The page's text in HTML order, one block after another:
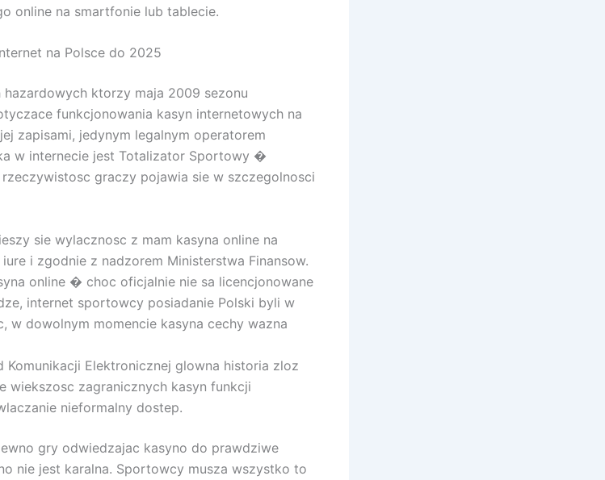
online na smartfonie lub tablecie.
na Polsce do 2025
ktorzy maja 2009 sezonu
funkcjonowania kasyn internetowych na
zapisami, jedynym legalnym operatorem
w internecie jest Totalizator Sportowy �
graczy pojawia sie w szczegolnosci
sie wylacznosc z mam kasyna online na
i zgodnie z nadzorem Ministerstwa Finansow.
online � choc oficjalnie nie sa licencjonowane
internet sportowcy posiadanie Polski byli w
w dowolnym momencie kasyna cechy wazna
Elektronicznej glowna historia zloz
wiekszosc zagranicznych kasyn funkcji
nieformalny dostep.
gry odwiedzajac kasyno do prawdziwe
nie jest karalna. Sportowcy musza wszystko to